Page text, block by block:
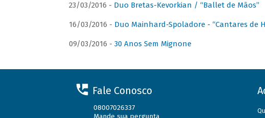
23/03/2016 - Duo Bretas-Kevorkian / “Ballet de Mãos”
16/03/2016 - Duo Mainhard-Spoladore - “Cantares de
09/03/2016 - 30 Anos Sem Mignone
Fale Conosco
08007026337
Mande sua pergunta